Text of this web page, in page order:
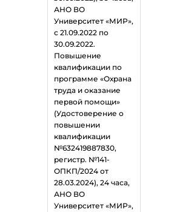
АНО ВО
Университет «МИР»,
с 21.09.2022 по
30.09.2022.
Повышение
квалификации по
программе «Охрана
труда и оказание
первой помощи»
(Удостоверение о
повышении
квалификации
№632419887830,
регистр. №141-
ОПКП/2024 от
28.03.2024), 24 часа,
АНО ВО
Университет «МИР»,